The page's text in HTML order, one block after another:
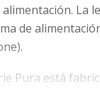
La
de
Pura está